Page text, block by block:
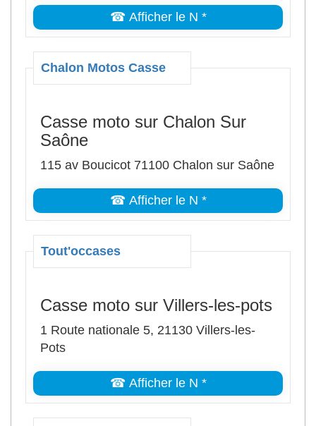
☎ Afficher le N *
Chalon Motos Casse
Casse moto sur Chalon Sur
Saône
115 av Boucicot 71100 Chalon sur Saône
☎ Afficher le N *
Tout'occases
Casse moto sur Villers-les-pots
1 Route nationale 5, 21130 Villers-les-
Pots
☎ Afficher le N *